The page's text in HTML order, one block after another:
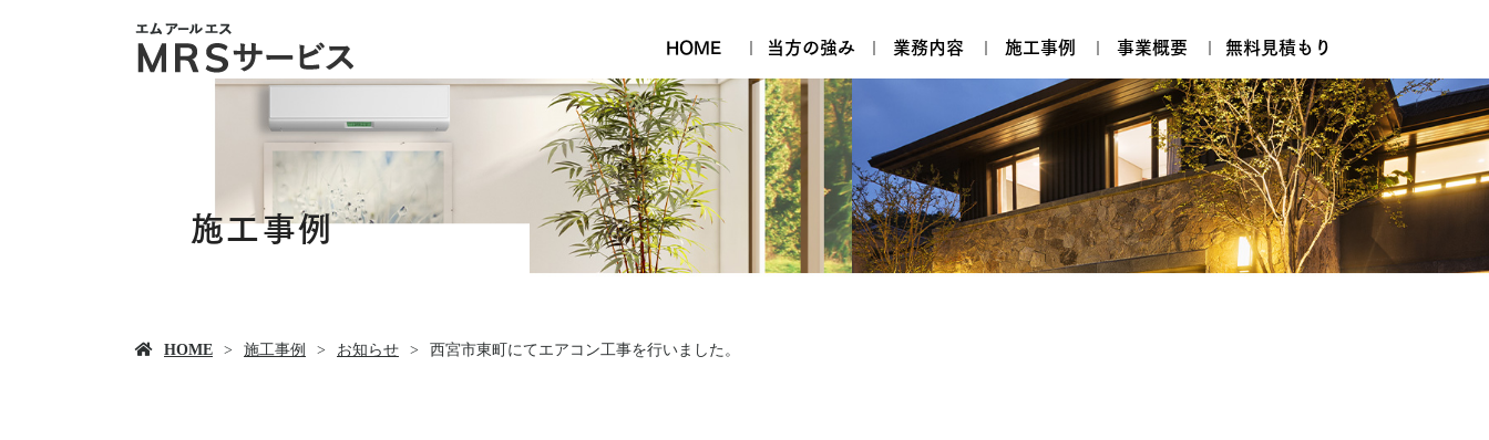
HOME 当方の強み 業務内容 施工事例 事業概要 無料見積もり
施工事例
HOME 施工事例 お知らせ 西宮市東町にてエアコン工事を行いました。